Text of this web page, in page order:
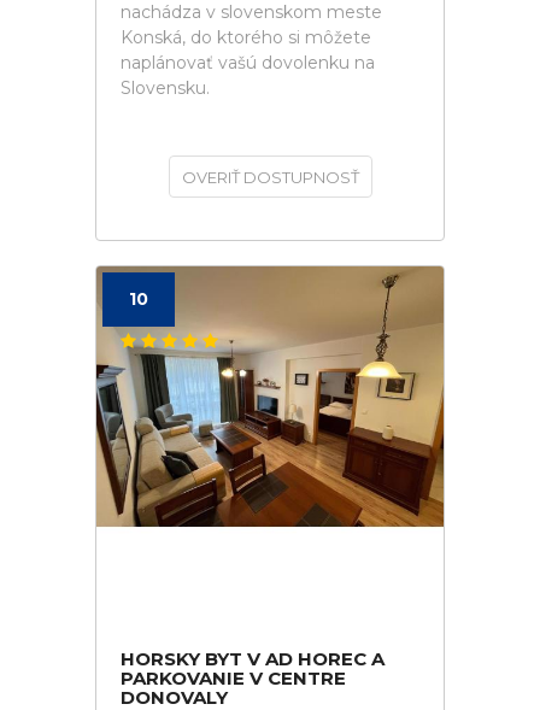
nachádza v slovenskom meste
Konská, do ktorého si môžete
naplánovať vašú dovolenku na
Slovensku.
OVERIŤ DOSTUPNOSŤ
10
HORSKY BYT V AD HOREC A
PARKOVANIE V CENTRE
DONOVALY